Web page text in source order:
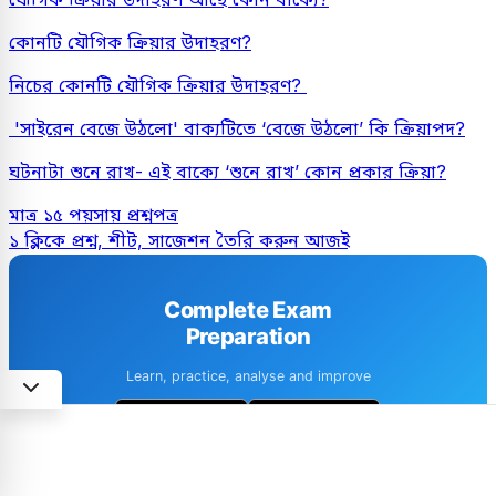
কোনটি যৌগিক ক্রিয়ার উদাহরণ?
নিচের কোনটি যৌগিক ক্রিয়ার উদাহরণ?
'সাইরেন বেজে উঠলো' বাক্যটিতে ‘বেজে উঠলো’ কি ক্রিয়াপদ?
ঘটনাটা শুনে রাখ- এই বাক্যে ‘শুনে রাখ’ কোন প্রকার ক্রিয়া?
মাত্র ১৫ পয়সায় প্রশ্নপত্র
১ ক্লিকে প্রশ্ন, শীট, সাজেশন তৈরি করুন আজই
Complete Exam
Preparation
Learn, practice, analyse and improve